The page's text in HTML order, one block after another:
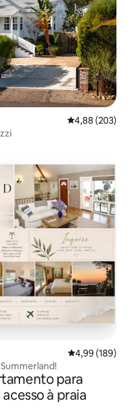
4,88 de uma
4,88 (203)
hóspedes
4,99 de uma
4,99 (189)
para
à praia